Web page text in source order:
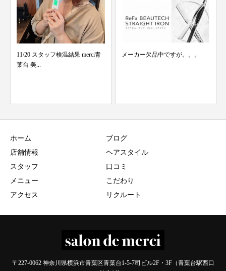
メーカー欠品中ですが。。。 ボブが似合う人
ホーム
店舗情報
スタッフ
メニュー
アクセス
ブログ
ヘアスタイル
口コミ
こだわり
リクルート
〒227-0062 神奈川県横浜市青葉区青葉台1-5-7司ビル2F・3F（青葉台駅西口